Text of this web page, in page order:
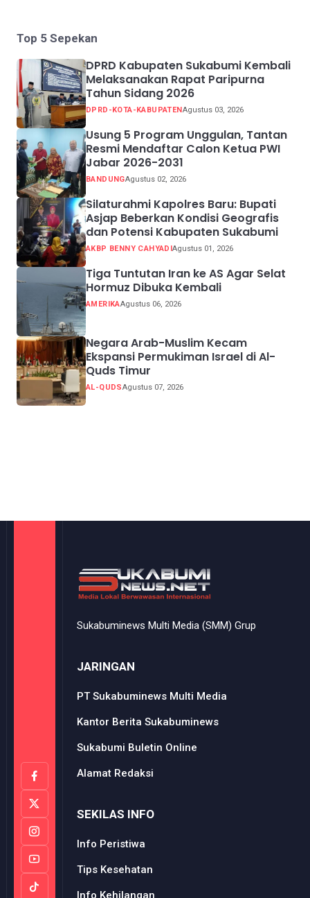
Top 5 Sepekan
DPRD Kabupaten Sukabumi Kembali
Melaksanakan Rapat Paripurna
Tahun Sidang 2026
DPRD-KOTA-KABUPATEN Agustus 03, 2026
Usung 5 Program Unggulan, Tantan
Resmi Mendaftar Calon Ketua PWI
Jabar 2026-2031
BANDUNGAgustus 02, 2026
Silaturahmi Kapolres Baru: Bupati
Asjap Beberkan Kondisi Geografis
dan Potensi Kabupaten Sukabumi
AKBP BENNY CAHYADIAgustus 01, 2026
Tiga Tuntutan Iran ke AS Agar Selat
Hormuz Dibuka Kembali
AMERIKAAgustus 06, 2026
Negara Arab-Muslim Kecam
Ekspansi Permukiman Israel di Al-
Quds Timur
AL-QUDSAgustus 07, 2026
Sukabuminews Multi Media (SMM) Grup
JARINGAN
PT Sukabuminews Multi Media
Kantor Berita Sukabuminews
Sukabumi Buletin Online
Alamat Redaksi
SEKILAS INFO
Info Peristiwa
Tips Kesehatan
Info Kehilangan